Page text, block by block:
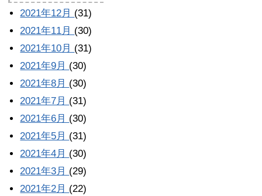
2021年12月 (31)
2021年11月 (30)
2021年10月 (31)
2021年9月 (30)
2021年8月 (30)
2021年7月 (31)
2021年6月 (30)
2021年5月 (31)
2021年4月 (30)
2021年3月 (29)
2021年2月 (22)